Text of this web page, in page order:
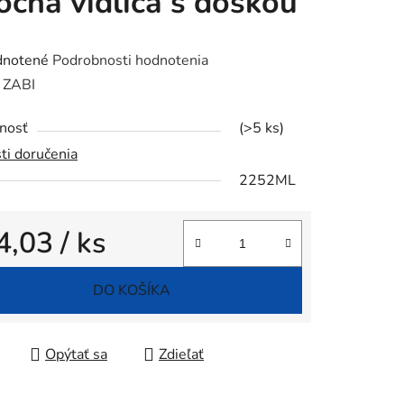
Podrobnosti hodnotenia
ZABI
(>5 ks)
doručenia
2252ML
/ ks
cena:
DO KOŠÍKA
Opýtať sa Zdieľať